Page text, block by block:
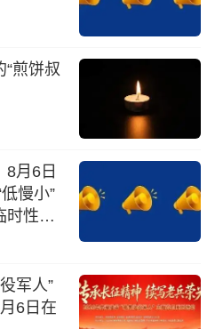
煎饼叔
8月6日
慢小”
时性行
军人”
6日在